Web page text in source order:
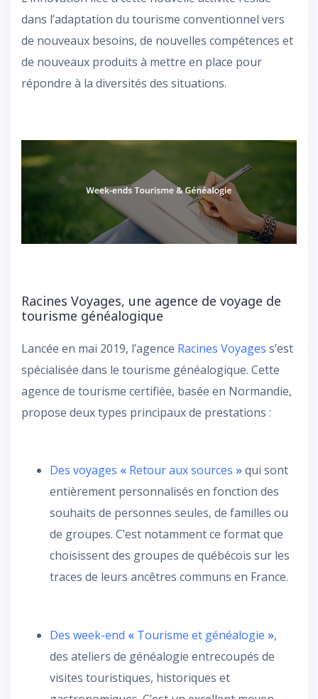
dans l’adaptation du tourisme conventionnel vers
de nouveaux besoins, de nouvelles compétences et
de nouveaux produits à mettre en place pour
répondre à la diversités des situations.
Racines Voyages, une agence de voyage de
tourisme généalogique
Lancée en mai 2019, l’agence Racines Voyages s’est
spécialisée dans le tourisme généalogique. Cette
agence de tourisme certifiée, basée en Normandie,
propose deux types principaux de prestations :
Des voyages « Retour aux sources »qui sont
entièrement personnalisés en fonction des
souhaits de personnes seules, de familles ou
de groupes. C’est notamment ce format que
choisissent des groupes de québécois sur les
traces de leurs ancêtres communs en France.
Des week-end « Tourisme et généalogie »,
des ateliers de généalogie entrecoupés de
visites touristiques, historiques et